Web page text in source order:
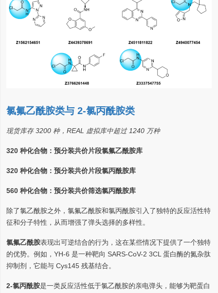
氯氟乙酰胺类与 2-氯丙酰胺类
现货库存 3200 种，REAL 虚拟库中超过 1240 万种
320 种化合物：预分装共价片段氯氟乙酰胺库
320 种化合物：预分装共价片段氯丙酰胺库
560 种化合物：预分装共价筛选氯丙酰胺库
除了氯乙酰胺之外，氯氟乙酰胺和氯丙酰胺引入了独特的反应活性特
征和分子特性，从而增强了弹头选择的多样性。
氯氟乙酰胺表现出可逆结合的行为，这在某些情况下提供了一个独特
的优势。例如，YH-6 是一种靶向 SARS-CoV-2 3CL 蛋白酶的氮杂肽
抑制剂，它能与 Cys145 残基结合。
2-氯丙酰胺是一类反应活性低于氯乙酰胺的亲电弹头，能够为靶蛋白